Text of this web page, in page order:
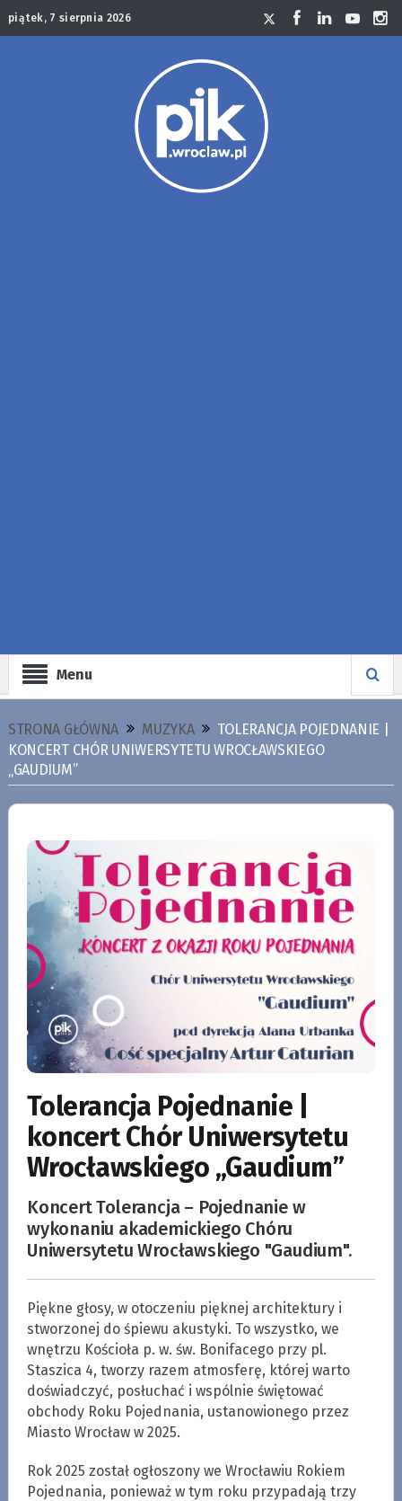
piątek, 7 sierpnia 2026
Menu
STRONA GŁÓWNA MUZYKA
TOLERANCJA POJEDNANIE |
KONCERT CHÓR UNIWERSYTETU WROCŁAWSKIEGO
„GAUDIUM”
Tolerancja Pojednanie |
koncert Chór Uniwersytetu
Wrocławskiego „Gaudium”
Koncert Tolerancja – Pojednanie w
wykonaniu akademickiego Chóru
Uniwersytetu Wrocławskiego "Gaudium".
Piękne głosy, w otoczeniu pięknej architektury i
stworzonej do śpiewu akustyki. To wszystko, we
wnętrzu Kościoła p. w. św. Bonifacego przy pl.
Staszica 4, tworzy razem atmosferę, której warto
doświadczyć, posłuchać i wspólnie świętować
obchody Roku Pojednania, ustanowionego przez
Miasto Wrocław w 2025.
Rok 2025 został ogłoszony we Wrocławiu Rokiem
Pojednania, ponieważ w tym roku przypadają trzy